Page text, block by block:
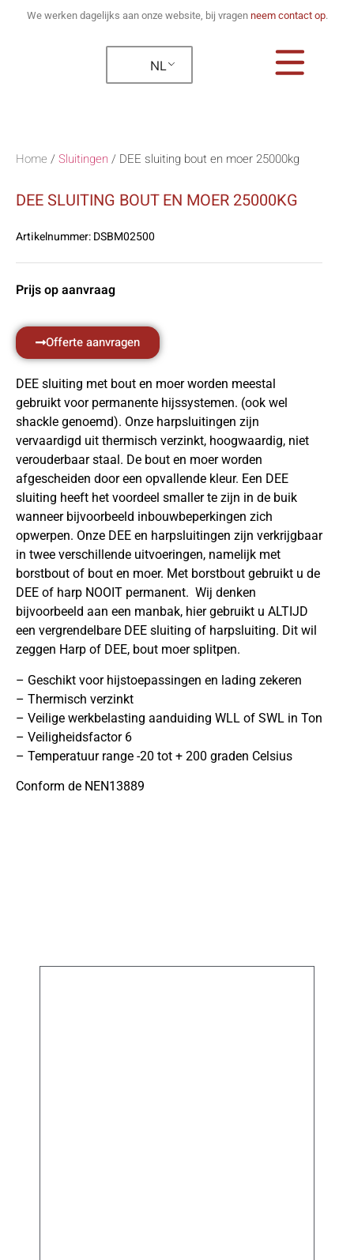
We werken dagelijks aan onze website, bij vragen neem contact op.
NL
Home /Sluitingen / DEE sluiting bout en moer 25000kg
DEE SLUITING BOUT EN MOER 25000KG
Artikelnummer:DSBM02500
Prijs op aanvraag
Offerte aanvragen
DEE sluiting met bout en moer worden meestal
gebruikt voor permanente hijssystemen. (ook wel
shackle genoemd). Onze harpsluitingen zijn
vervaardigd uit thermisch verzinkt, hoogwaardig, niet
verouderbaar staal. De bout en moer worden
afgescheiden door een opvallende kleur. Een DEE
sluiting heeft het voordeel smaller te zijn in de buik
wanneer bijvoorbeeld inbouwbeperkingen zich
opwerpen. Onze DEE en harpsluitingen zijn verkrijgbaar
in twee verschillende uitvoeringen, namelijk met
borstbout of bout en moer. Met borstbout gebruikt u de
DEE of harp NOOIT permanent. Wij denken
bijvoorbeeld aan een manbak, hier gebruikt u ALTIJD
een vergrendelbare DEE sluiting of harpsluiting. Dit wil
zeggen Harp of DEE, bout moer splitpen.
– Geschikt voor hijstoepassingen en lading zekeren
– Thermisch verzinkt
– Veilige werkbelasting aanduiding WLL of SWL in Ton
– Veiligheidsfactor 6
– Temperatuur range -20 tot + 200 graden Celsius
Conform de NEN13889